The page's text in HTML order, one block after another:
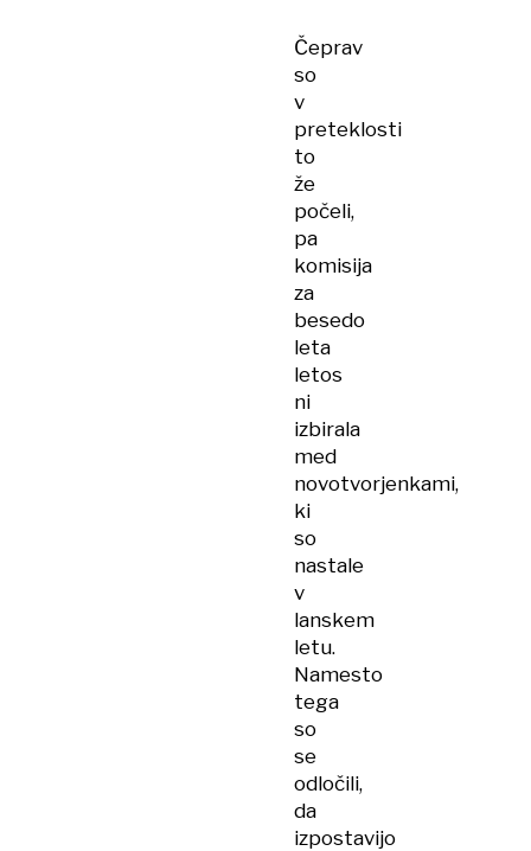
Čeprav
so
v
preteklosti
to
že
počeli,
pa
komisija
za
besedo
leta
letos
ni
izbirala
med
novotvorjenkami,
ki
so
nastale
v
lanskem
letu.
Namesto
tega
so
se
odločili,
da
izpostavijo